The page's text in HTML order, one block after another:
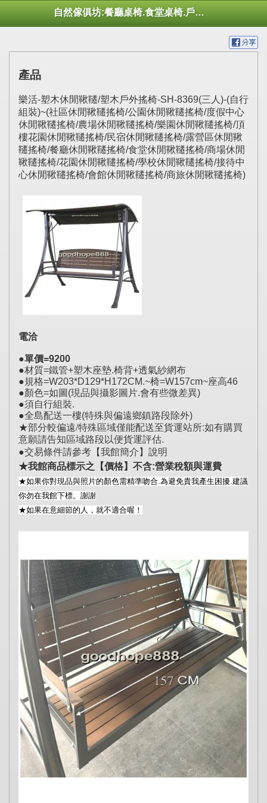
自然傢俱坊:餐廳桌椅.食堂桌椅.戶外桌椅.休閒桌椅.幼托桌椅.庭院市集陽傘
產品
樂活-塑木休閒鞦韆/塑木戶外搖椅-SH-8369(三人)-(自行
組裝)~(社區休閒鞦韆搖椅/公園休閒鞦韆搖椅/度假中心
休閒鞦韆搖椅/農場休閒鞦韆搖椅/樂園休閒鞦韆搖椅/頂
樓花園休閒鞦韆搖椅/民宿休閒鞦韆搖椅/露營區休閒鞦
韆搖椅/餐廳休閒鞦韆搖椅/食堂休閒鞦韆搖椅/商場休閒
鞦韆搖椅/花園休閒鞦韆搖椅/學校休閒鞦韆搖椅/接待中
心休閒鞦韆搖椅/會館休閒鞦韆搖椅/商旅休閒鞦韆搖椅)
電洽
●單價=9200
●材質=鐵管+塑木座墊.椅背+透氣紗網布
●規格=W203*D129*H172CM.~椅=W157cm~座高46
●顏色=如圖(現品與攝影圖片.會有些微差異)
●須自行組裝.
●全島配送一樓(特殊與偏遠鄉鎮路段除外)
★部分較偏遠/特殊區域僅能配送至貨運站所:如有購買
意願請告知區域路段以便貨運評估.
●交易條件請參考【我館簡介】說明
★我館商品標示之【價格】不含:營業稅額與運費
★如果你對現品與照片的顏色需精準吻合.為避免貴我產生困擾.建議
你勿在我館下標。謝謝
★如果在意細節的人，就不適合喔！